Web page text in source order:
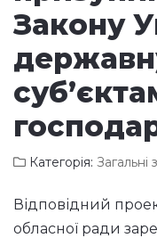
Закону
Категорія: Загальні
Відповідний
обласної ради